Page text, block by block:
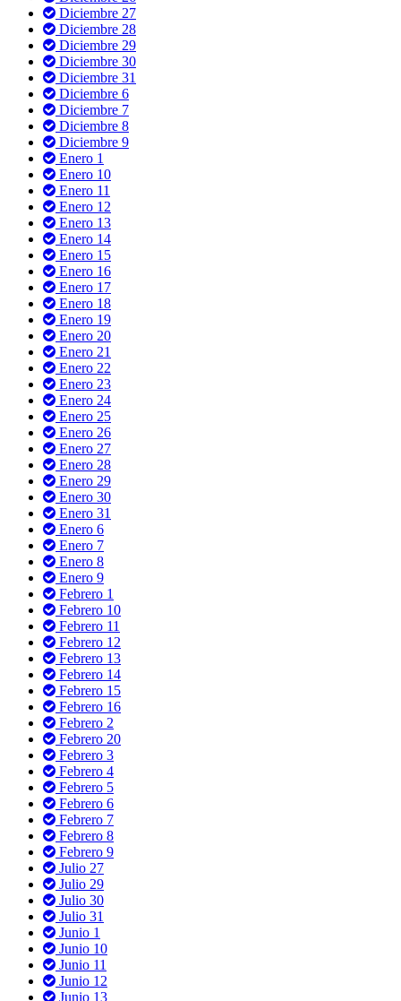
Diciembre 27
Diciembre 28
Diciembre 29
Diciembre 30
Diciembre 31
Diciembre 6
Diciembre 7
Diciembre 8
Diciembre 9
Enero 1
Enero 10
Enero 11
Enero 12
Enero 13
Enero 14
Enero 15
Enero 16
Enero 17
Enero 18
Enero 19
Enero 20
Enero 21
Enero 22
Enero 23
Enero 24
Enero 25
Enero 26
Enero 27
Enero 28
Enero 29
Enero 30
Enero 31
Enero 6
Enero 7
Enero 8
Enero 9
Febrero 1
Febrero 10
Febrero 11
Febrero 12
Febrero 13
Febrero 14
Febrero 15
Febrero 16
Febrero 2
Febrero 20
Febrero 3
Febrero 4
Febrero 5
Febrero 6
Febrero 7
Febrero 8
Febrero 9
Julio 27
Julio 29
Julio 30
Julio 31
Junio 1
Junio 10
Junio 11
Junio 12
Junio 13